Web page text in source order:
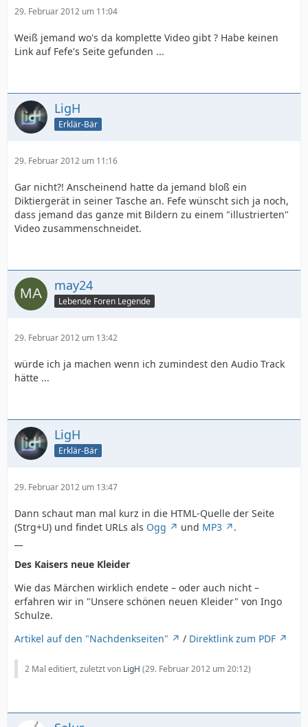
29. Februar 2012 um 11:04
Weiß jemand wo's da komplette Video gibt ? Habe keinen
Link auf Fefe's Seite gefunden ...
LigH
Erklär-Bär
29. Februar 2012 um 11:16
Gar nicht?! Anscheinend hatte da jemand bloß ein
Diktiergerät in seiner Tasche an. Fefe wünscht sich ja noch,
dass jemand das ganze mit Bildern zu einem "illustrierten"
Video zusammenschneidet.
may24
Lebende Foren Legende
29. Februar 2012 um 13:42
würde ich ja machen wenn ich zumindest den Audio Track
hätte ...
LigH
Erklär-Bär
29. Februar 2012 um 13:47
Dann schaut man mal kurz in die HTML-Quelle der Seite
(Strg+U) und findet URLs als Ogg und MP3
.
Des Kaisers neue Kleider
Wie das Märchen wirklich endete – oder auch nicht –
erfahren wir in "Unsere schönen neuen Kleider" von Ingo
Schulze.
Artikel auf den "Nachdenkseiten"
/ Direktlink zum PDF
2 Mal editiert, zuletzt von LigH (29. Februar 2012 um 20:12)